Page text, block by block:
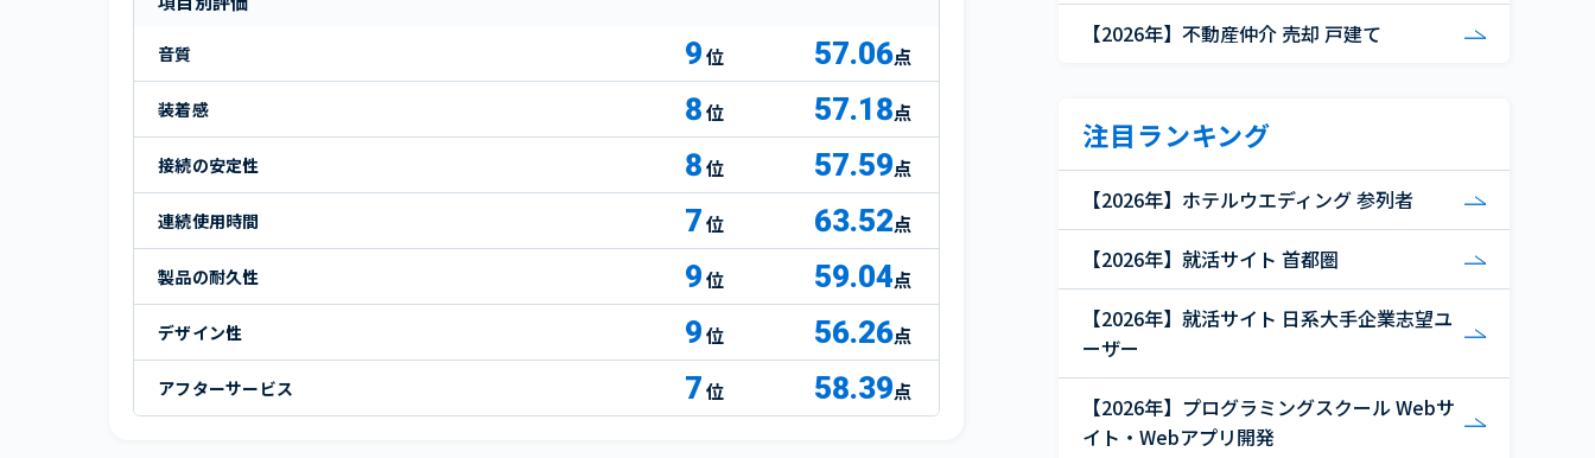
音質 9 57.06点
装着感 8 57.18点
接続の安定性 8 57.59点
連続使用時間 7 63.52点
製品の耐久性 9 59.04点
デザイン性 9 56.26点
アフターサービス 7 58.39点
【2026年】不動産仲介 売却 戸建て
注目ランキング
【2026年】ホテルウエディング 参列者
【2026年】就活サイト 首都圏
【2026年】就活サイト 日系大手企業志望ユ
ーザー
【2026年】プログラミングスクール Webサ
イト・Webアプリ開発